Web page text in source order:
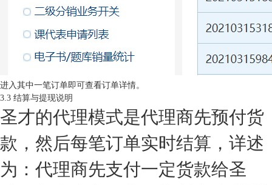
进入其中一笔订单即可查看订单详情。
3.3 结算与提现说明
圣才的代理模式是代理商先预付货
款，然后每笔订单实时结算，详述
为：代理商先支付一定货款给圣